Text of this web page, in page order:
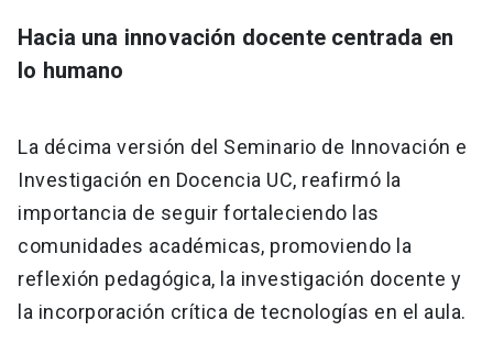
Hacia una innovación docente centrada en
lo humano
La décima versión del Seminario de Innovación e
Investigación en Docencia UC, reafirmó la
importancia de seguir fortaleciendo las
comunidades académicas, promoviendo la
reflexión pedagógica, la investigación docente y
la incorporación crítica de tecnologías en el aula.